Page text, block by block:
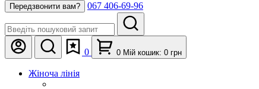
Передзвонити вам? 067 406-69-96
0 0 Мій кошик: 0 грн
Жіноча лінія